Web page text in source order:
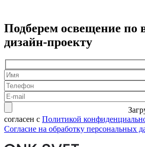
Подберем освещение по
дизайн-проекту
согласен с Политикой
Согласие на обработку персональных